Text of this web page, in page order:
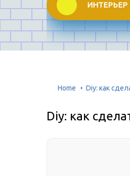
ИНТЕРЬЕР
Home Diy: как
Diy: как